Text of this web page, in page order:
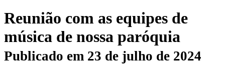
Reunião com as equipes de
música de nossa paróquia
Publicado em 23 de julho de 2024